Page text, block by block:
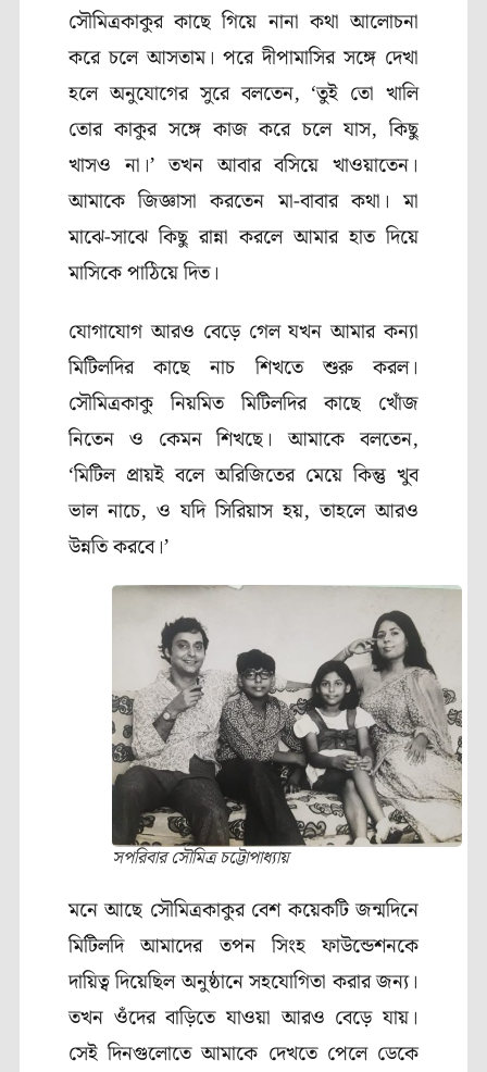
সৌমিত্রকাকুর কাছে গিয়ে নানা কথা আলোচনা
করে চলে আসতাম। পরে দীপামাসির সঙ্গে দেখা
হলে অনুযোগের সুরে বলতেন, ‘তুই তো খালি
তোর কাকুর সঙ্গে কাজ করে চলে যাস, কিছু
খাসও না।’ তখন আবার বসিয়ে খাওয়াতেন।
আমাকে জিজ্ঞাসা করতেন মা-বাবার কথা। মা
মাঝে-সাঝে কিছু রান্না করলে আমার হাত দিয়ে
মাসিকে পাঠিয়ে দিত।
যোগাযোগ আরও বেড়ে গেল যখন আমার কন্যা
মিটিলদির কাছে নাচ শিখতে শুরু করল।
সৌমিত্রকাকু নিয়মিত মিটিলদির কাছে খোঁজ
নিতেন ও কেমন শিখছে। আমাকে বলতেন,
‘মিটিল প্রায়ই বলে অরিজিতের মেয়ে কিন্তু খুব
ভাল নাচে, ও যদি সিরিয়াস হয়, তাহলে আরও
উন্নতি করবে।’
সপরিবার সৌমিত্র চট্টোপাধ্যায়
মনে আছে সৌমিত্রকাকুর বেশ কয়েকটি জন্মদিনে
মিটিলদি আমাদের তপন সিংহ ফাউন্ডেশনকে
দায়িত্ব দিয়েছিল অনুষ্ঠানে সহযোগিতা করার জন্য।
তখন ওঁদের বাড়িতে যাওয়া আরও বেড়ে যায়।
সেই দিনগুলোতে আমাকে দেখতে পেলে ডেকে